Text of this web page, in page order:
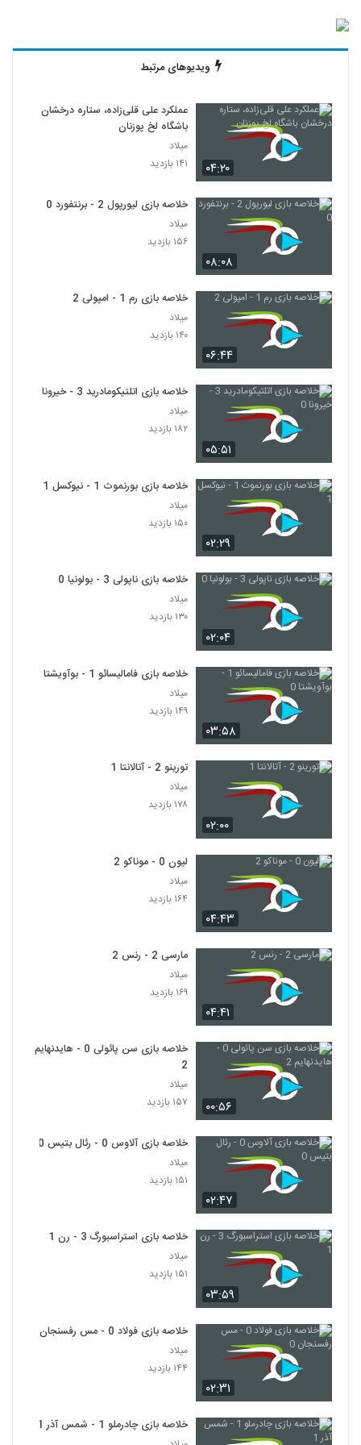
ویدیوهای مرتبط
۰۴:۲۰
عملکرد علی قلی‌زاده، ستاره درخشان
باشگاه لخ پوزنان
میلاد
۱۴۱ بازدید
۰۸:۰۸
خلاصه بازی لیورپول 2 - برنتفورد 0
میلاد
۱۵۶ بازدید
۰۶:۴۴
خلاصه بازی رم 1 - امپولی 2
میلاد
۱۴۰ بازدید
۰۵:۵۱
خلاصه بازی اتلتیکومادرید 3 - خیرونا 0
میلاد
۱۸۲ بازدید
۰۲:۲۹
خلاصه بازی بورنموث 1 - نیوکسل 1
میلاد
۱۵۰ بازدید
۰۲:۰۴
خلاصه بازی ناپولی 3 - بولونیا 0
میلاد
۱۳۰ بازدید
۰۳:۵۸
خلاصه بازی فامالیسائو 1 - بوآویشتا 0
میلاد
۱۴۹ بازدید
۰۲:۰۰
تورینو 2 - آتالانتا 1
میلاد
۱۷۸ بازدید
۰۴:۴۳
لیون 0 - موناکو 2
میلاد
۱۶۴ بازدید
۰۴:۴۱
مارسی 2 - رنس 2
میلاد
۱۶۹ بازدید
۰۰:۵۶
خلاصه بازی سن پائولی 0 - هایدنهایم
2
میلاد
۱۵۷ بازدید
۰۲:۴۷
خلاصه بازی آلاوس 0 - رئال بتیس 0
میلاد
۱۵۱ بازدید
۰۳:۵۹
خلاصه بازی استراسبورگ 3 - رن 1
میلاد
۱۵۱ بازدید
۰۲:۳۱
خلاصه بازی فولاد 0 - مس رفسنجان 0
میلاد
۱۴۴ بازدید
خلاصه بازی چادرملو 1 - شمس آذر 1